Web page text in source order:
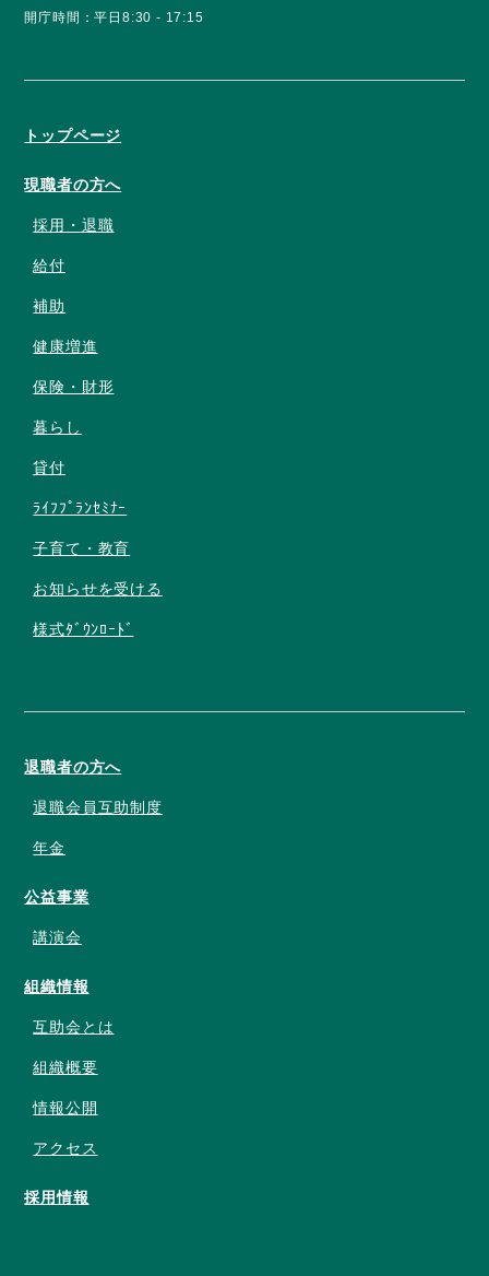
開庁時間：平日8:30 - 17:15
トップページ
現職者の方へ
採用・退職
給付
補助
健康増進
保険・財形
暮らし
貸付
ﾗｲﾌﾌﾟﾗﾝｾﾐﾅｰ
子育て・教育
お知らせを受ける
様式ﾀﾞｳﾝﾛｰﾄﾞ
退職者の方へ
退職会員互助制度
年金
公益事業
講演会
組織情報
互助会とは
組織概要
情報公開
アクセス
採用情報